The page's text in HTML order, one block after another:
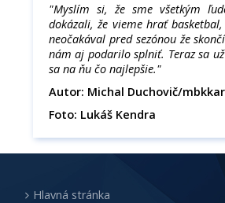
"Myslím si, že sme všetkým
dokázali, že vieme hrať
neočakával pred sezónou že
nám aj podarilo splniť. Teraz sa
sa na ňu čo najlepšie."
Autor: Michal Duchovič/
Foto: Lukáš Kendra
Hlavná stránka